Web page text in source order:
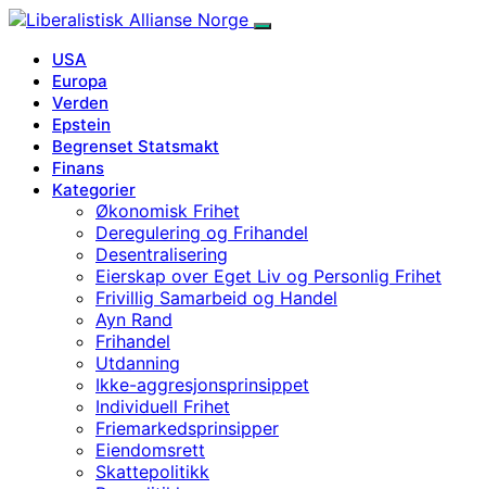
USA
Europa
Verden
Epstein
Begrenset Statsmakt
Finans
Kategorier
Økonomisk Frihet
Deregulering og Frihandel
Desentralisering
Eierskap over Eget Liv og Personlig Frihet
Frivillig Samarbeid og Handel
Ayn Rand
Frihandel
Utdanning
Ikke-aggresjonsprinsippet
Individuell Frihet
Friemarkedsprinsipper
Eiendomsrett
Skattepolitikk